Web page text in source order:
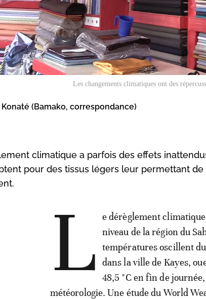
Les changements climatiques ont des
(Bamako, correspondance)
climatique a parfois des effets
pour des tissus légers leur permettant
L
e dérèglement
niveau de la région du
températures oscillent
dans la ville de Kayes,
48,5 °C en fin de
météorologie. Une étude du World